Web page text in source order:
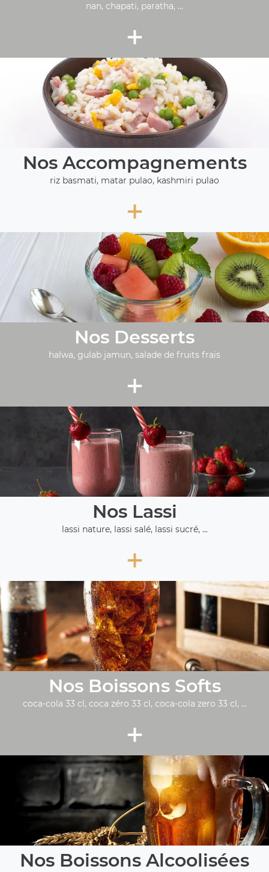
nan, chapati, paratha, ...
+
Nos Accompagnements
riz basmati, matar pulao, kashmiri pulao
+
Nos Desserts
halwa, gulab jamun, salade de fruits frais
+
Nos Lassi
lassi nature, lassi salé, lassi sucré, ...
+
Nos Boissons Softs
coca-cola 33 cl, coca zéro 33 cl, coca-cola zero 33 cl, ...
+
Nos Boissons Alcoolisées